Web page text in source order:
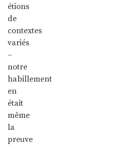
étions
de
contextes
variés
–
notre
habillement
en
était
même
la
preuve